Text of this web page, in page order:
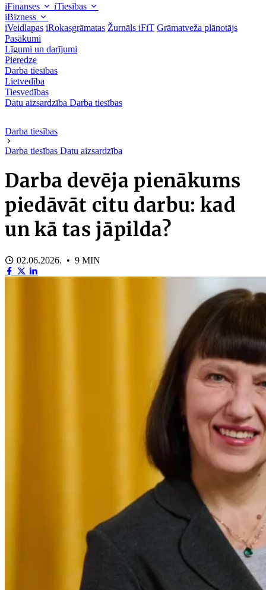
iFinanses
iTiesības
iBizness
iVeidlapas iRokasgrāmatas Žurnāls iFiT Grāmatveža plānotājs
Pasākumi
Līgumi un darījumi
Pieredze
Darba tiesības
Lietvedība
Tiesvedības
Datu aizsardzība Darba tiesības
Darba tiesības
Darba tiesības Datu aizsardzība
Darba devēja pienākums
piedāvāt citu darbu: kad
un kā tas jāpilda?
02.06.2026. • 9 MIN